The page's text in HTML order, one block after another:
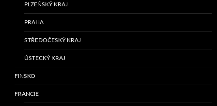
PLZEŇSKÝ KRAJ
PRAHA
STŘEDOČESKÝ KRAJ
ÚSTECKÝ KRAJ
FINSKO
FRANCIE